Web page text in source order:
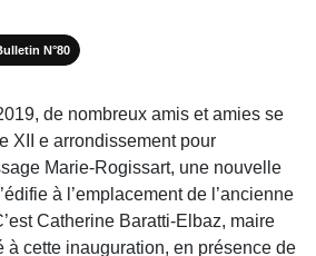
N°80
de nombreux amis et amies se
XII e arrondissement pour
Marie-Rogissart, une nouvelle
à l’emplacement de l’ancienne
Catherine Baratti-Elbaz, maire
à cette inauguration, en présence de